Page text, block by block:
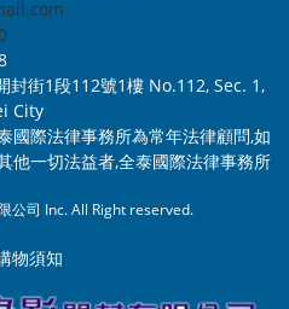
封街1段112號1樓 No.112, Sec. 1,
City
國際法律事務所為常年法律顧問,如
他一切法益者,全泰國際法律事務所
公司 Inc. All Right reserved.
物須知